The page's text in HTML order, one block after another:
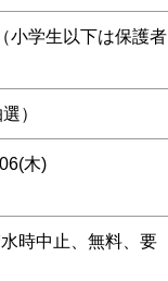
小学生以下は保護者
）
木)
時中止、無料、要